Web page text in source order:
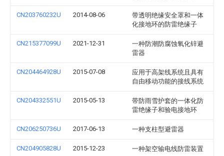
CN203760232U 2014-08-06
带透明绝缘安全罩和一体
化接地环的防雷绝缘子
CN215377099U 2021-12-31
一种防潮防腐蚀氧化锌避
雷器
CN204464928U 2015-07-08
应用于高架线系统且具有
自由移动功能的接线系统
CN204332551U 2015-05-13
带防雨雪护套的一体化防
雷绝缘子和验电接地环
CN206250736U 2017-06-13 一种支柱型避雷器
CN204905828U 2015-12-23 一种架空输电线防雷装置